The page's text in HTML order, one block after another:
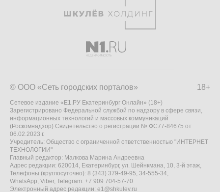
18+
© ООО «Сеть городских порталов»
Сетевое издание «Е1.РУ Екатеринбург Онлайн» (18+)
Зарегистрировано Федеральной службой по надзору в сфере связи,
информационных технологий и массовых коммуникаций
(Роскомнадзор) Свидетельство о регистрации № ФС77-84675 от
06.02.2023 г.
Учредитель: Общество с ограниченной ответственностью "ИНТЕРНЕТ
ТЕХНОЛОГИИ"
Главный редактор: Малкова Марина Андреевна
Адрес редакции: 620014, Екатеринбург, ул. Шейнкмана, 10, 3-й этаж,
Телефоны (круглосуточно): 8 (343) 379-49-95, 34-555-34,
WhatsApp, Viber, Telegram: +7 909 704-57-70
Электронный адрес редакции: e1@shkulev.ru